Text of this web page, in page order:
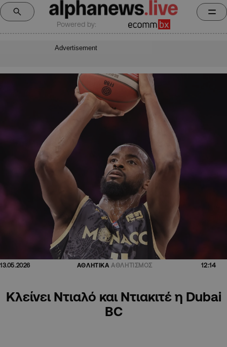
Powered by:
Advertisement
13.05.2026 ΑΘΛΗΤΙΚΑ ΑΘΛΗΤΙΣΜΟΣ 12:14
Κλείνει Ντιαλό και Ντιακιτέ η Dubai
BC